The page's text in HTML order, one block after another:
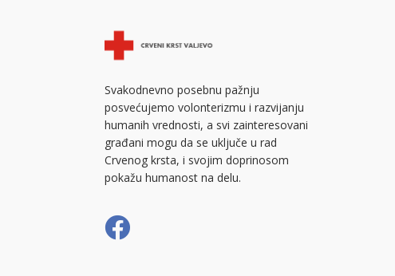
Svakodnevno posebnu pažnju
posvećujemo volonterizmu i razvijanju
humanih vrednosti, a svi zainteresovani
građani mogu da se uključe u rad
Crvenog krsta, i svojim doprinosom
pokažu humanost na delu.